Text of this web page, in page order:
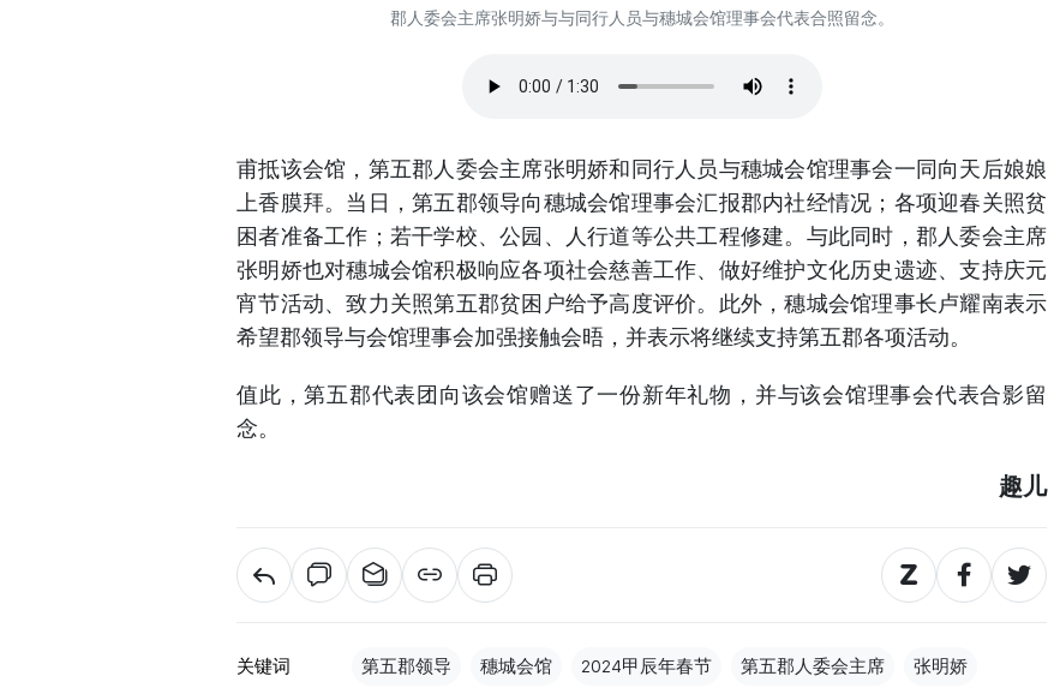
郡人委会主席张明娇与与同行人员与穗城会馆理事会代表合照留念。
甫抵该会馆，第五郡人委会主席张明娇和同行人员与穗城会馆理事会一同向天后娘娘
上香膜拜。当日，第五郡领导向穗城会馆理事会汇报郡内社经情况；各项迎春关照贫
困者准备工作；若干学校、公园、人行道等公共工程修建。与此同时，郡人委会主席
张明娇也对穗城会馆积极响应各项社会慈善工作、做好维护文化历史遗迹、支持庆元
宵节活动、致力关照第五郡贫困户给予高度评价。此外，穗城会馆理事长卢耀南表示
希望郡领导与会馆理事会加强接触会晤，并表示将继续支持第五郡各项活动。
值此，第五郡代表团向该会馆赠送了一份新年礼物，并与该会馆理事会代表合影留
念。
趣儿
关键词 第五郡领导 穗城会馆 2024甲辰年春节 第五郡人委会主席 张明娇